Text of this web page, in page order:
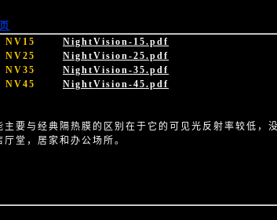
NightVision-15.pdf
NightVision-25.pdf
NightVision-35.pdf
NightVision-45.pdf
主要与经典隔热膜的区别在于它的可见光反射率较低，
堂，居家和办公场所。